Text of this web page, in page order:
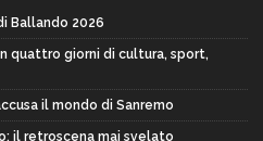
Ballando 2026
quattro giorni di cultura, sport,
il mondo di Sanremo
il retroscena mai svelato